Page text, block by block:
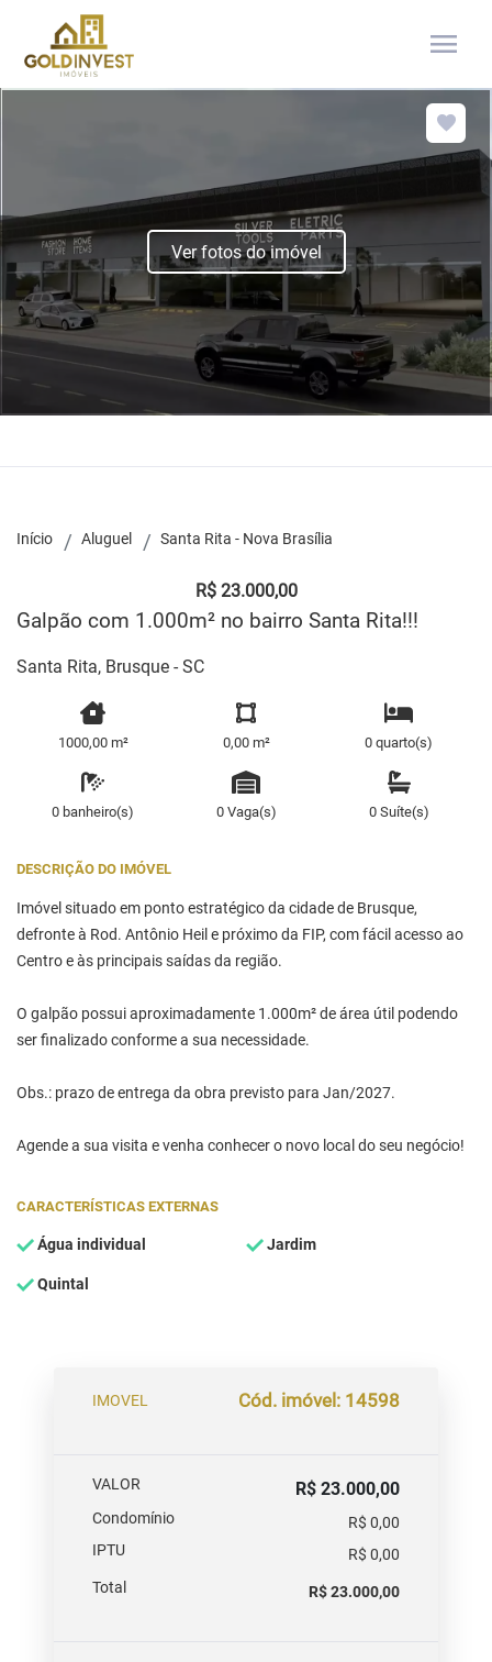
menu
Ver fotos do imóvel
Início Aluguel Santa Rita - Nova Brasília
R$ 23.000,00
Galpão com 1.000m² no bairro Santa Rita!!!
Santa Rita, Brusque - SC
1000,00 m² 0,00 m² 0 quarto(s)
0 banheiro(s) 0 Vaga(s) 0 Suíte(s)
DESCRIÇÃO DO IMÓVEL
Imóvel situado em ponto estratégico da cidade de Brusque,
defronte à Rod. Antônio Heil e próximo da FIP, com fácil acesso ao
Centro e às principais saídas da região.
O galpão possui aproximadamente 1.000m² de área útil podendo
ser finalizado conforme a sua necessidade.
Obs.: prazo de entrega da obra previsto para Jan/2027.
Agende a sua visita e venha conhecer o novo local do seu negócio!
CARACTERÍSTICAS EXTERNAS
Água individual Jardim
Quintal
IMOVEL Cód. imóvel: 14598
VALOR R$ 23.000,00
Condomínio
R$ 0,00
IPTU
R$ 0,00
Total
R$ 23.000,00